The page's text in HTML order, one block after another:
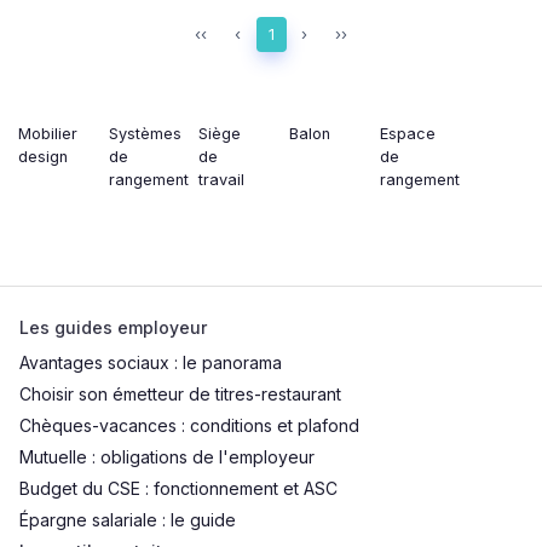
‹‹ ‹ 1 › ››
Mobilier
design
Systèmes
de
rangement
Siège
de
travail
Balon
Espace
de
rangement
Les guides employeur
Avantages sociaux : le panorama
Choisir son émetteur de titres-restaurant
Chèques-vacances : conditions et plafond
Mutuelle : obligations de l'employeur
Budget du CSE : fonctionnement et ASC
Épargne salariale : le guide